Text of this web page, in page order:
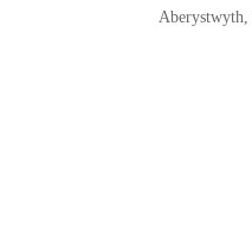
Aberystwyth,